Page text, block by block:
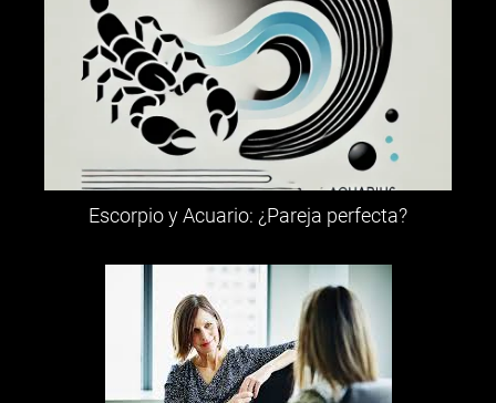
Escorpio y Acuario: ¿Pareja perfecta?